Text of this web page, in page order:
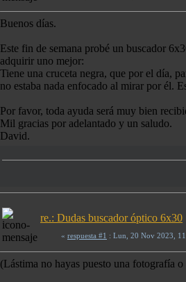
Buenos días.
Este fin de semana probé un buscador
adquirir uno mejor:
Tiene una cruceta negra, que por el día,
no estaba nada enfocado al mirar por él.
Por favor, toda ayuda será muy bien
Mil gracias por adelantado y un saludo.
David.
re.: Dudas buscador óptico 6x30
« respuesta #1 : Lun, 20 Nov 2023,
(Lástima no hayas puesto una fotografía